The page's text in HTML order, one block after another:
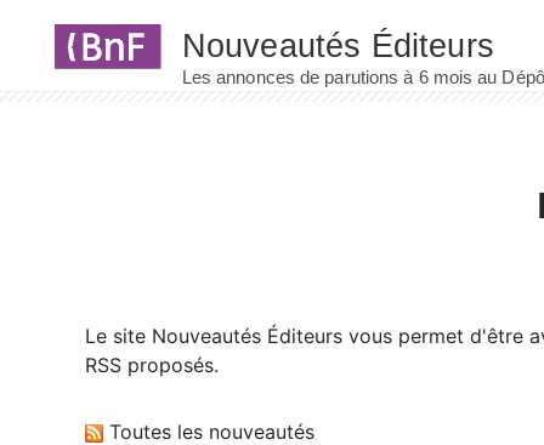
Le site Nouveautés Éditeurs vous permet d'être
RSS proposés.
Toutes les nouveautés